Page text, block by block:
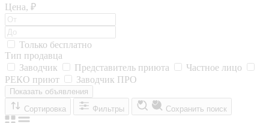
Цена, ₽
Только бесплатно
Тип продавца
Заводчик
Представитель приюта
Частное лицо
РЕКО приют
Заводчик ПРО
Показать объявления
Сортировка
Фильтры Сохранить поиск